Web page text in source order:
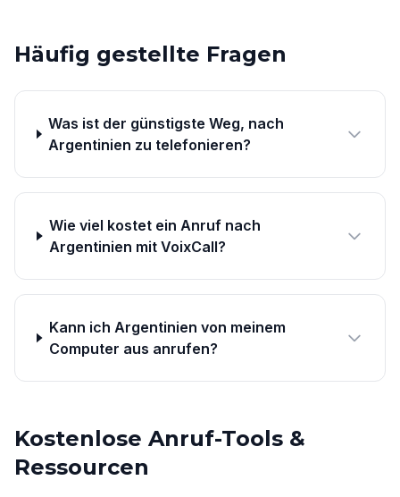
Häufig gestellte Fragen
Was ist der günstigste Weg, nach
Argentinien zu telefonieren?
Wie viel kostet ein Anruf nach
Argentinien mit VoixCall?
Kann ich Argentinien von meinem
Computer aus anrufen?
Kostenlose Anruf-Tools &
Ressourcen